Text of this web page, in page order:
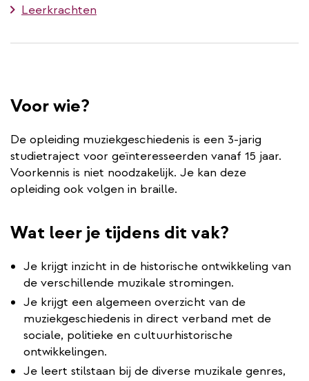
Leerkrachten
Voor wie?
De opleiding muziekgeschiedenis is een 3-jarig
studietraject voor geïnteresseerden vanaf 15 jaar.
Voorkennis is niet noodzakelijk. Je kan deze
opleiding ook volgen in braille.
Wat leer je tijdens dit vak?
Je krijgt inzicht in de historische ontwikkeling van
de verschillende muzikale stromingen.
Je krijgt een algemeen overzicht van de
muziekgeschiedenis in direct verband met de
sociale, politieke en cultuurhistorische
ontwikkelingen.
Je leert stilstaan bij de diverse muzikale genres,